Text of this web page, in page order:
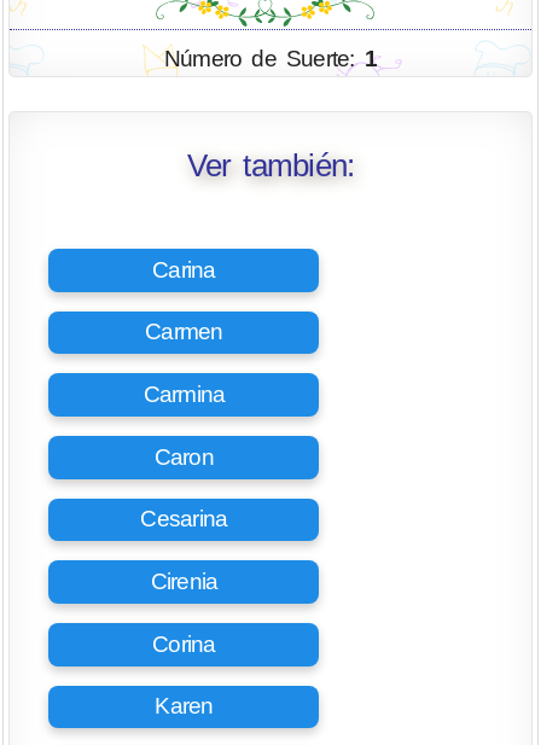
Número de Suerte:1
Ver también:
Carina
Carmen
Carmina
Caron
Cesarina
Cirenia
Corina
Karen